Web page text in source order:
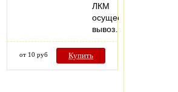
ЛКМ
осуществляя
вывоз…
от 10 руб Купить